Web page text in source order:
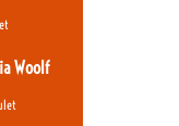
Woolf